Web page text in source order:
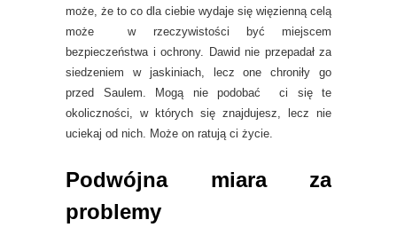
może, że to co dla ciebie wydaje się więzienną celą
może w rzeczywistości być miejscem
bezpieczeństwa i ochrony. Dawid nie przepadał za
siedzeniem w jaskiniach, lecz one chroniły go
przed Saulem. Mogą nie podobać ci się te
okoliczności, w których się znajdujesz, lecz nie
uciekaj od nich. Może on ratują ci życie.
Podwójna miara za
problemy